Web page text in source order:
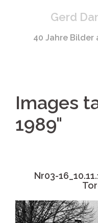
Gerd
40 Jahre Bilder
Images
1989"
Nr03-